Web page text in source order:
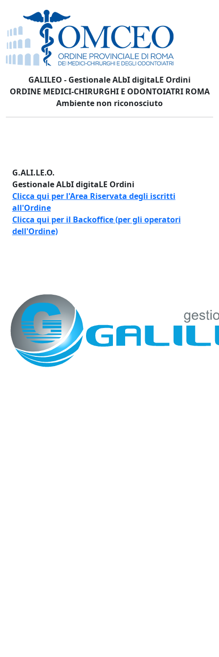
GALILEO - Gestionale ALbI digitaLE Ordini
ORDINE MEDICI-CHIRURGHI E ODONTOIATRI ROMA
Ambiente non riconosciuto
G.ALI.LE.O.
Gestionale ALbI digitaLE Ordini
Clicca qui per l'Area Riservata degli iscritti
all'Ordine
Clicca qui per il Backoffice (per gli operatori
dell'Ordine)